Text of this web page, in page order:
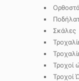
Σκάλες
Τροχοί
Τροχοί